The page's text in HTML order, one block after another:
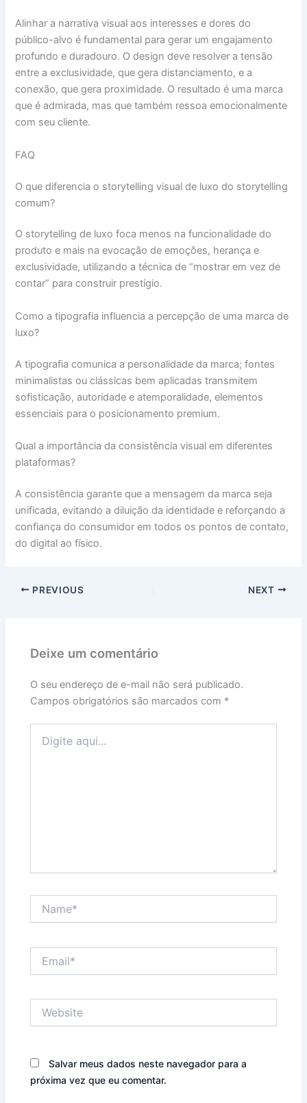
Alinhar a narrativa visual aos interesses e dores do
público-alvo é fundamental para gerar um engajamento
profundo e duradouro. O design deve resolver a tensão
entre a exclusividade, que gera distanciamento, e a
conexão, que gera proximidade. O resultado é uma marca
que é admirada, mas que também ressoa emocionalmente
com seu cliente.
FAQ
O que diferencia o storytelling visual de luxo do storytelling
comum?
O storytelling de luxo foca menos na funcionalidade do
produto e mais na evocação de emoções, herança e
exclusividade, utilizando a técnica de “mostrar em vez de
contar” para construir prestígio.
Como a tipografia influencia a percepção de uma marca de
luxo?
A tipografia comunica a personalidade da marca; fontes
minimalistas ou clássicas bem aplicadas transmitem
sofisticação, autoridade e atemporalidade, elementos
essenciais para o posicionamento premium.
Qual a importância da consistência visual em diferentes
plataformas?
A consistência garante que a mensagem da marca seja
unificada, evitando a diluição da identidade e reforçando a
confiança do consumidor em todos os pontos de contato,
do digital ao físico.
PREVIOUS NEXT
Deixe um comentário
O seu endereço de e-mail não será publicado.
Campos obrigatórios são marcados com *
aqui...
Salvar meus dados neste navegador para a
próxima vez que eu comentar.